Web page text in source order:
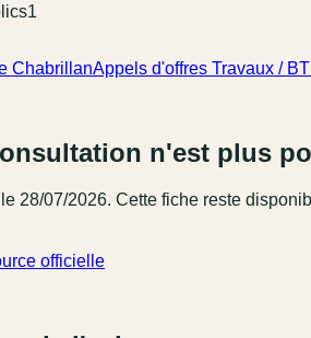
1
ChabrillanAppels d'offres Travaux /
n'est plus
28/07/2026. Cette fiche reste
officielle